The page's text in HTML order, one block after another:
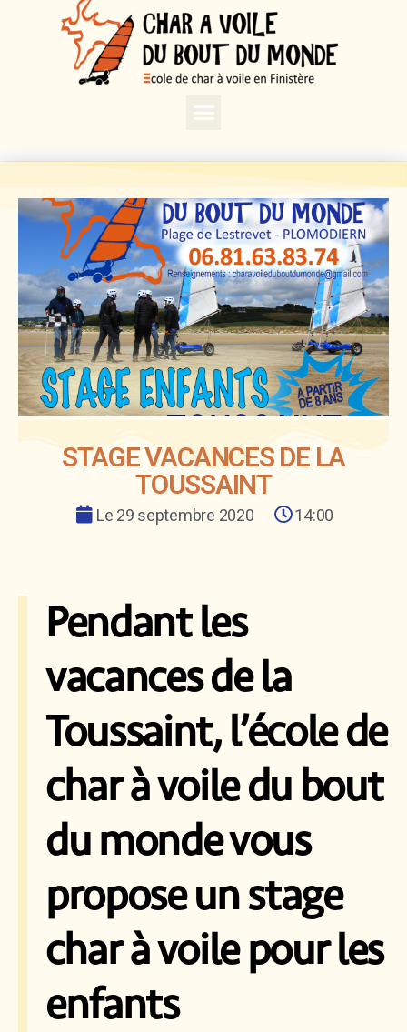
STAGE VACANCES DE LA
TOUSSAINT
Le 29 septembre 2020 14:00
Pendant les
vacances de la
Toussaint, l’école de
char à voile du bout
du monde vous
propose unstage
char à voile pour les
enfants